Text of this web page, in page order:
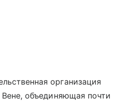
организация
объединяющая почти